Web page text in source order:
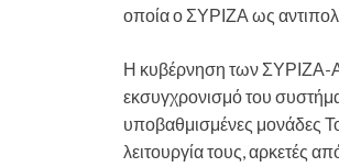
οποία ο ΣΥΡΙΖΑ ως
Η κυβέρνηση των ΣΥΡΙΖΑ-
εκσυγχρονισμό του
υποβαθμισμένες μονάδες
λειτουργία τους, αρκετές